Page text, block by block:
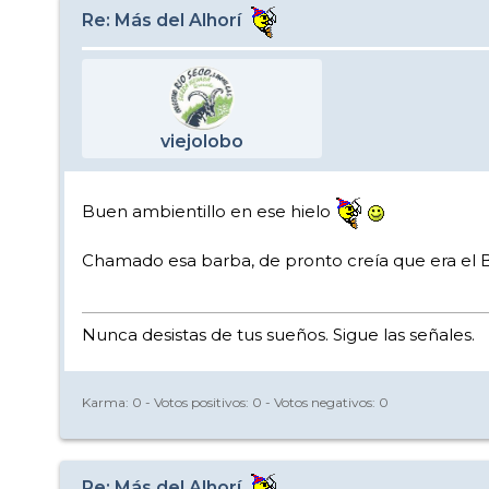
Re: Más del Alhorí
viejolobo
Buen ambientillo en ese hielo
Chamado esa barba, de pronto creía que era el
Nunca desistas de tus sueños. Sigue las señales.
Karma: 0 - Votos positivos: 0 - Votos negativos: 0